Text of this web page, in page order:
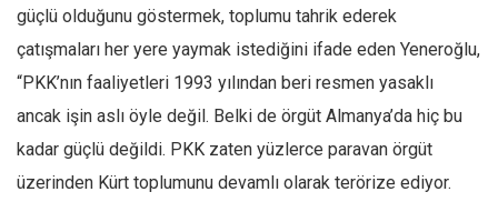
güçlü olduğunu göstermek, toplumu tahrik ederek
çatışmaları her yere yaymak istediğini ifade eden Yeneroğlu,
“PKK’nın faaliyetleri 1993 yılından beri resmen yasaklı
ancak işin aslı öyle değil. Belki de örgüt Almanya’da hiç bu
kadar güçlü değildi. PKK zaten yüzlerce paravan örgüt
üzerinden Kürt toplumunu devamlı olarak terörize ediyor.